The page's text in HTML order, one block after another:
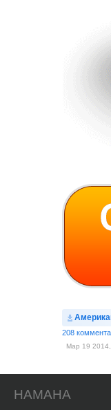
208
Мар 19
HAMAHA